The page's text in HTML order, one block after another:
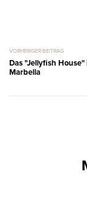
VORHERIGER BEITRAG
Das "Jellyfish House"
Marbella